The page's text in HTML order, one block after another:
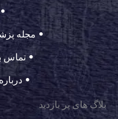
مجله
تماس
بلاگ های پر بازدید